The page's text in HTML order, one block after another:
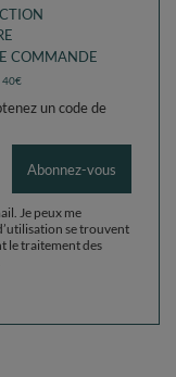
COMMANDE
40€
un code de
Abonnez-vous
Je peux me
se trouvent
le traitement des